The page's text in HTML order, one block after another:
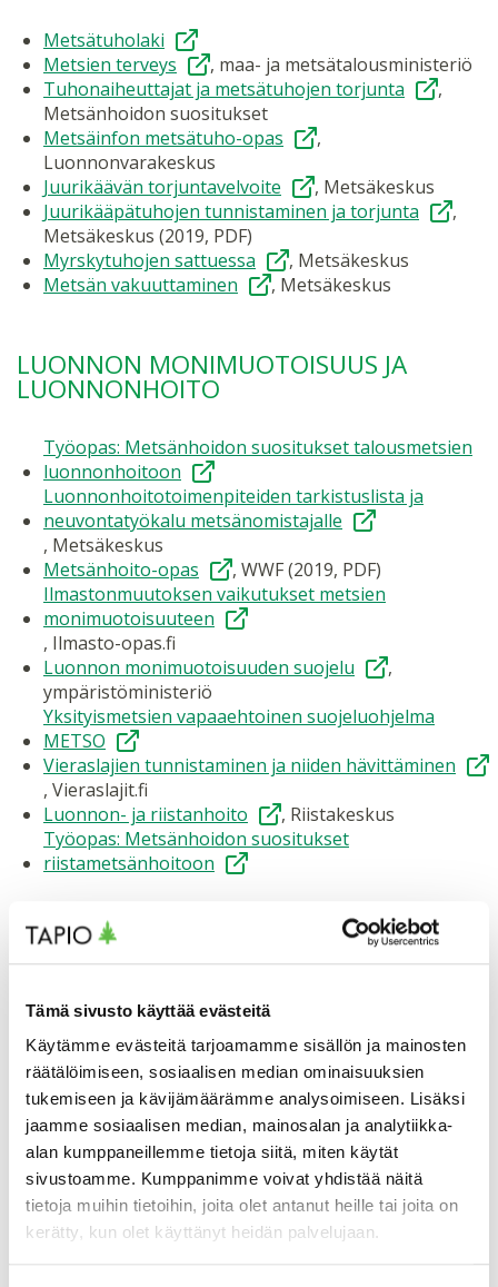
Tämä sivusto käyttää evästeitä
Käytämme evästeitä tarjoamamme sisällön ja mainosten
räätälöimiseen, sosiaalisen median ominaisuuksien
tukemiseen ja kävijämäärämme analysoimiseen. Lisäksi
jaamme sosiaalisen median, mainosalan ja analytiikka-
alan kumppaneillemme tietoja siitä, miten käytät
sivustoamme. Kumppanimme voivat yhdistää näitä
tietoja muihin tietoihin, joita olet antanut heille tai joita on
kerätty, kun olet käyttänyt heidän palvelujaan.
Metsätuholaki
Metsien terveys
, maa- ja metsätalousministeriö
Tuhonaiheuttajat ja metsätuhojen torjunta
,
Metsänhoidon suositukset
Metsäinfon metsätuho-opas
,
Luonnonvarakeskus
Juurikäävän torjuntavelvoite
, Metsäkeskus
Juurikääpätuhojen tunnistaminen ja torjunta
,
Metsäkeskus (2019, PDF)
Myrskytuhojen sattuessa
, Metsäkeskus
Metsän vakuuttaminen
, Metsäkeskus
LUONNON MONIMUOTOISUUS JA
LUONNONHOITO
Työopas: Metsänhoidon suositukset talousmetsien
luonnonhoitoon
Luonnonhoitotoimenpiteiden tarkistuslista ja
neuvontatyökalu metsänomistajalle
, Metsäkeskus
Metsänhoito-opas
, WWF (2019, PDF)
Ilmastonmuutoksen vaikutukset metsien
monimuotoisuuteen
, Ilmasto-opas.fi
Luonnon monimuotoisuuden suojelu
,
ympäristöministeriö
Yksityismetsien vapaaehtoinen suojeluohjelma
METSO
Vieraslajien tunnistaminen ja niiden hävittäminen
, Vieraslajit.fi
Luonnon- ja riistanhoito
, Riistakeskus
Työopas: Metsänhoidon suositukset
riistametsänhoitoon
VESIENSUOJELU JA VESITALOUDEN
HALLINTA
Työopas: Metsänhoidon suositukset
vesiensuojeluun
Vesiensuojelun karttapalvelu
, Metsäkeskus
Ajantasaista vesitietoa, Vesi.fi
, SYKE, IL ja
Tulvakeskus (kehittyvä verkkopalvelu)
Järvi- ja MeriWiki
KESTÄVÄ METSÄNHOITO